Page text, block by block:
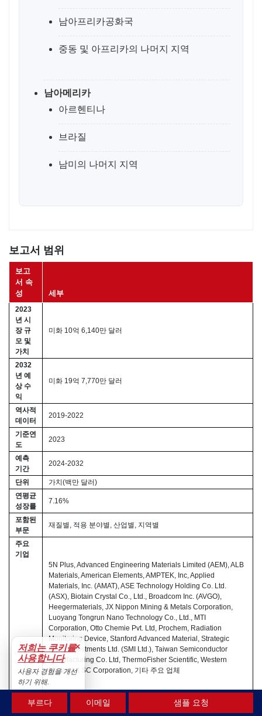
남아프리카공화국
중동 및 아프리카의 나머지 지역
남아메리카
아르헨티나
브라질
남미의 나머지 지역
보고서 범위
보고
서 속
성
세부
2023
년 시
장 규
모 및
가치
미화 10억 6,140만 달러
2032
년 예
상 수
익
미화 19억 7,770만 달러
역사적
데이터
2019-2022
기준연
도
2023
예측
기간
2024-2032
단위
가치(백만 달러)
연평균
성장률
7.16%
포함된
부문
재질별, 적용 분야별, 산업별, 지역별
주요
기업
5N Plus, Advanced Engineering Materials Limited (AEM), ALB
Materials, American Elements, AMPTEK, Inc, Applied
Materials, Inc. (AMAT), ASE Technology Holding Co. Ltd.
(ASX), Biotain Crystal Co., Ltd., Broadcom Inc. (AVGO),
Heegermaterials, JX Nippon Mining & Metals Corporation,
Luoyang Tongrun Nano Technology Co., Ltd., MTI
Corporation, Otto Chemie Pvt. Ltd, Prochem, Radiation
Monitoring Device, Stanford Advanced Material, Strategic
Metal Investments Ltd. (SMI Ltd.), Taiwan Semiconductor
Manufacturing Co. Ltd, ThermoFisher Scientific, Western
Mintmetal SC Corporation, 기타 주요 업체
맞춤부르다 이메일 샘플 요청
저희는 쿠키를
사용합니다
×
사용자 경험을 개선
하기 위해.